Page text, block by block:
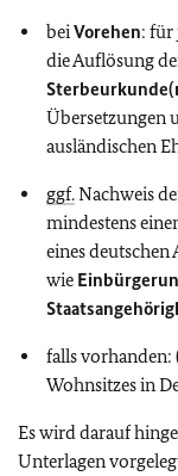
beiVorehen: für
die Auflösung
Übersetzungen
ausländischen
ggf.Nachweis
mindestens
eines
wie
falls vorhanden:
Wohnsitzes in
Es wird darauf
Unterlagen